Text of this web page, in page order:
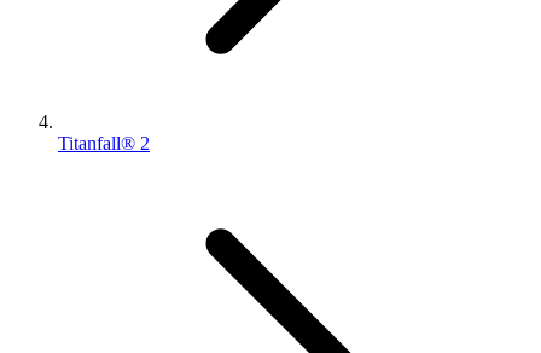
Titanfall® 2